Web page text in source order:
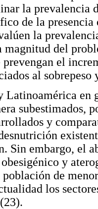
la prevalencia
de la
la
magnitud del
prevengan el
al sobrepeso
Latinoamérica en
subestimados,
y
Sin embargo, el
y
población de
los